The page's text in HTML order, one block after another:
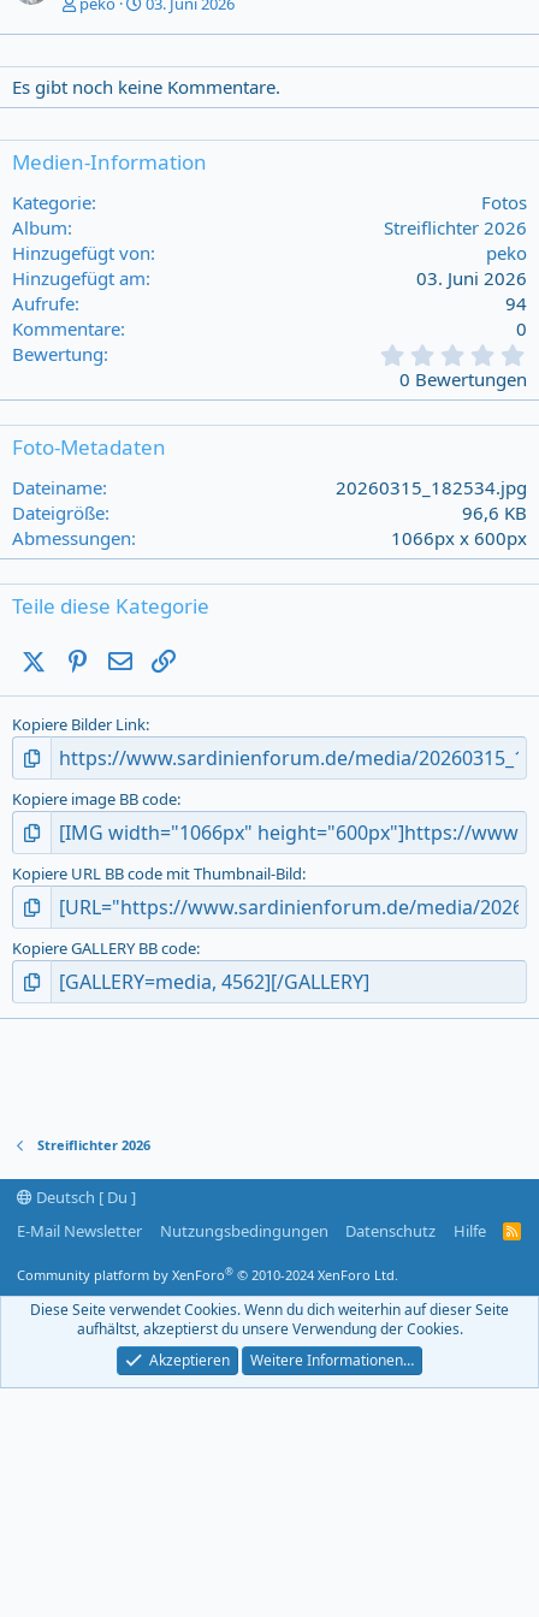
Es gibt noch keine Kommentare.
Medien-Information
Kategorie
Fotos
Album
Streiflichter 2026
Hinzugefügt von
peko
Hinzugefügt am
03. Juni 2026
Aufrufe
94
Kommentare
0
Bewertung
0
0
s
0 Bewertungen
Foto-Metadaten
Dateiname
20260315_182534.jpg
Dateigröße
96,6 KB
Abmessungen
1066px x 600px
Teile diese Kategorie
X (Twitter)Pinterest
E-Mail
Kopiere Bilder Link
Kopiere image BB code
Kopiere URL BB code mit Thumbnail-Bild
Kopiere GALLERY BB code
Streiflichter 2026
Deutsch [ Du ]
E-Mail Newsletter
Nutzungsbedingungen Datenschutz Hilfe
R
F
Community platform by XenForo® © 2010-2024 XenForo Ltd.
Diese Seite verwendet Cookies. Wenn du dich weiterhin auf dieser Seite
aufhältst, akzeptierst du unsere Verwendung der Cookies.
Akzeptieren
Weitere Informationen…